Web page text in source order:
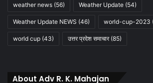
weather news (56) Weather Update (54)
Weather Update NEWS (46) world-cup-2023
world cup (43) उत्तर प्रदेश समाचार(85)
About Adv R. K. Mahajan